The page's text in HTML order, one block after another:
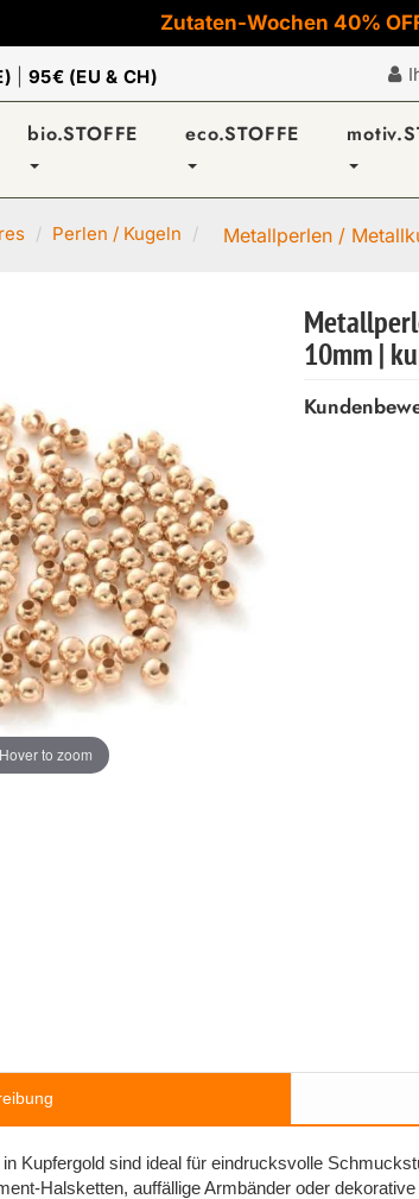
Zutaten-Wochen 40%
95€ (EU & CH)
bio.STOFFE eco.STOFFE
Perlen / Kugeln Metallperlen /
Hover to zoom
10mm |
Kupfergold sind ideal für eindrucksvolle
Halsketten, auffällige Armbänder oder